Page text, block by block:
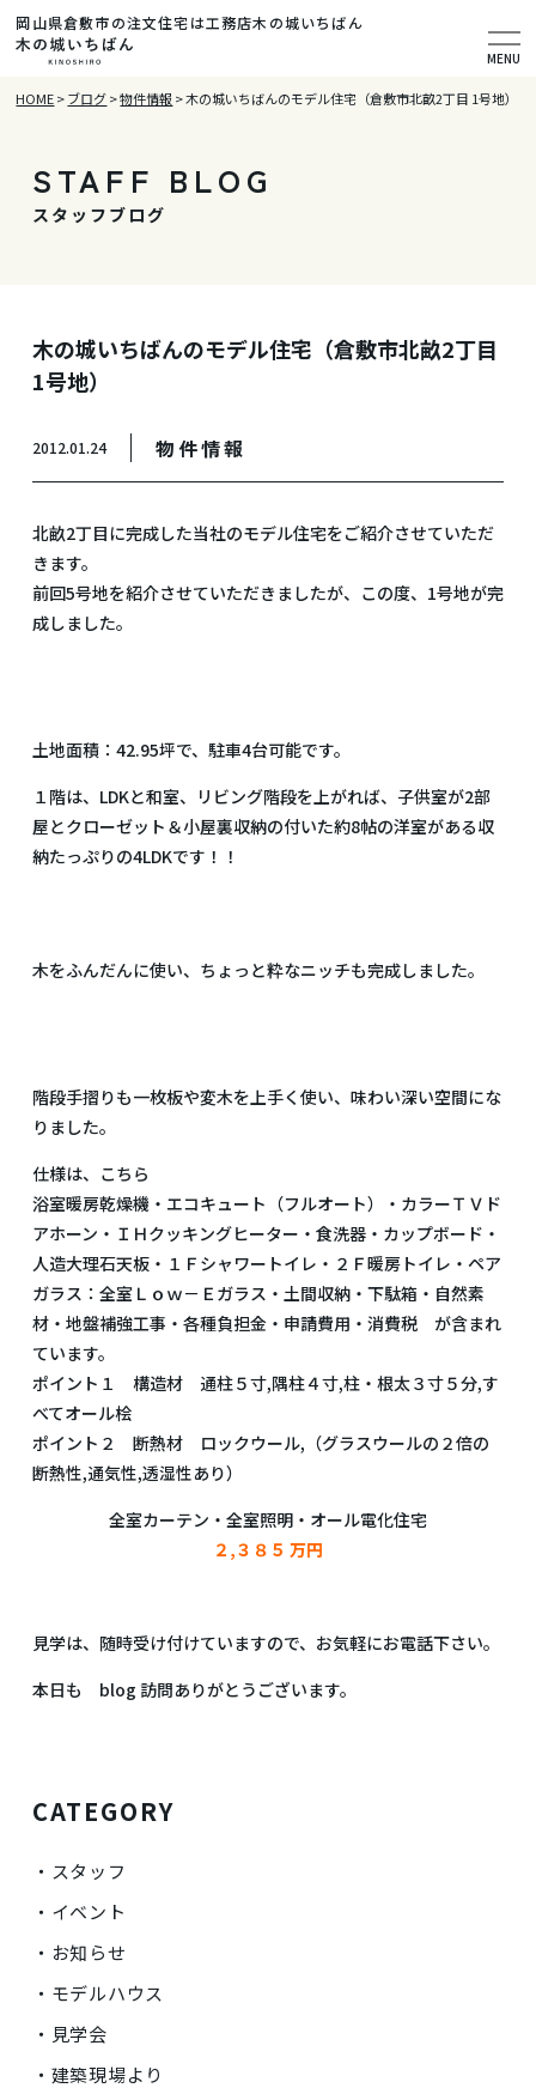
岡山県倉敷市の注文住宅は工務店木の城いちばん
MENU
HOME>ブログ>物件情報>木の城いちばんのモデル住宅（倉敷市北畝2丁目 1号地）
STAFF BLOG
スタッフブログ
木の城いちばんのモデル住宅（倉敷市北畝2丁目
1号地）
2012.01.24 物件情報
北畝2丁目に完成した当社のモデル住宅をご紹介させていただ
きます。
前回5号地を紹介させていただきましたが、この度、1号地が完
成しました。
土地面積：42.95坪で、駐車4台可能です。
１階は、LDKと和室、リビング階段を上がれば、子供室が2部
屋とクローゼット＆小屋裏収納の付いた約8帖の洋室がある収
納たっぷりの4LDKです！！
木をふんだんに使い、ちょっと粋なニッチも完成しました。
階段手摺りも一枚板や変木を上手く使い、味わい深い空間にな
りました。
仕様は、こちら
浴室暖房乾燥機・エコキュート（フルオート）・カラーＴＶド
アホーン・ＩＨクッキングヒーター・食洗器・カップボード・
人造大理石天板・１Ｆシャワートイレ・２Ｆ暖房トイレ・ペア
ガラス：全室Ｌｏｗ－Ｅガラス・土間収納・下駄箱・自然素
材・地盤補強工事・各種負担金・申請費用・消費税 が含まれ
ています。
ポイント１ 構造材 通柱５寸,隅柱４寸,柱・根太３寸５分,す
べてオール桧
ポイント２ 断熱材 ロックウール,（グラスウールの２倍の
断熱性,通気性,透湿性あり）
全室カーテン・全室照明・オール電化住宅
２,３８５ 万円
見学は、随時受け付けていますので、お気軽にお電話下さい。
本日も blog 訪問ありがとうございます。
CATEGORY
スタッフ
イベント
お知らせ
モデルハウス
見学会
建築現場より